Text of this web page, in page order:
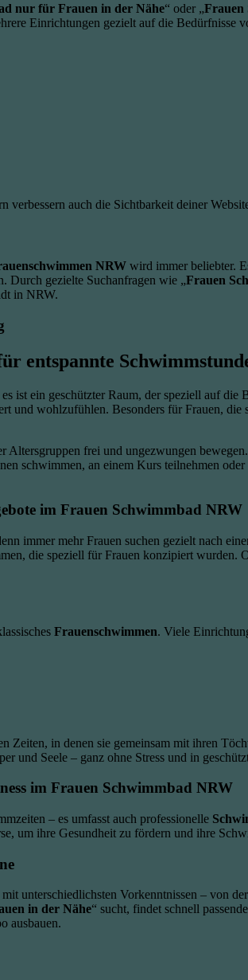
nur für Frauen in der Nähe“ oder „Frauen
Einrichtungen gezielt auf die Bedürfnisse
auch die Sichtbarkeit deiner
NRW wird immer beliebter.
Durch gezielte Suchanfragen wie „Frauen
in NRW.
entspannte
ist ein geschützter Raum, der speziell auf
und wohlzufühlen. Besonders für Frauen,
Altersgruppen frei und ungezwungen
schwimmen, an einem Kurs teilnehmen
im Frauen Schwimmbad NRW
immer mehr Frauen suchen gezielt nach
die speziell für Frauen konzipiert
Frauenschwimmen. Viele
in denen sie gemeinsam mit ihren
und Seele – ganz ohne Stress und in
im Frauen Schwimmbad NRW
– es umfasst auch professionelle
um ihre Gesundheit zu fördern und ihre
unterschiedlichsten Vorkenntnissen – von
in der Nähe“ sucht, findet schnell
ausbauen.